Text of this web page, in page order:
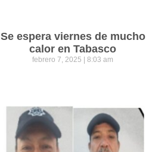
Se espera viernes de mucho
calor en Tabasco
febrero 7, 2025 8:03 am